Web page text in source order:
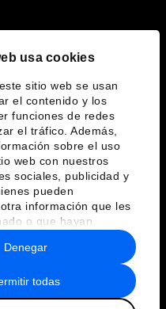
usa cookies
sitio web se usan
el contenido y los
funciones de redes
el tráfico. Además,
sobre el uso
web con nuestros
sociales, publicidad y
pueden
información que les
o que hayan
del uso que haya
todas
Denegar
normas de uso